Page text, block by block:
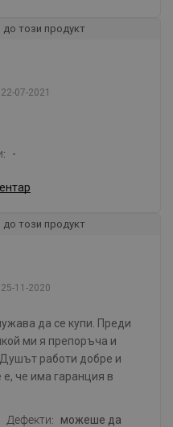
този продукт
22-07-2021
-
този продукт
25-11-2020
да се купи. Преди
ми я препоръча и
работи добре и
че има гаранция в
Дефекти
можеше да